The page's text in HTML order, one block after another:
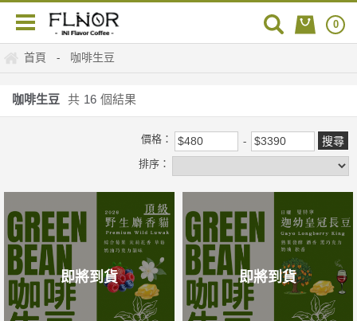
0
首頁 - 咖啡生豆
咖啡生豆 共 16 個結果
價格：
排序：
即將到貨 即將到貨